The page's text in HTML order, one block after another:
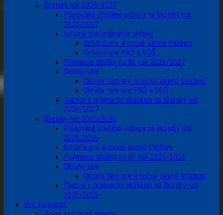
Školský rok 2026/2027
Plánované študijné odbory na školský rok
2026/2027
Kritériá pre prijímacie skúšky
Kritériá pre 4-ročné denné štúdium
Kritériá pre PKŠ a VOŠ
Prijímacie skúšky na šk. rok 2026/2027
Okruhy tém
Okruhy tém pre 4-ročné denné štúdium
Okruhy tém pre PKŠ a VOŠ
Tlačivá k prijímacím skúškam na školský rok
2026/2027
Školský rok 2025/2026
Plánované študijné odbory na školský rok
2025/2026
Kritéria pre 4-ročné denné štúdium
Prijímacie skúšky na šk. rok 2025/2026
Okruhy tém
Okruhy tém pre 4-ročné denné štúdium
Tlačivá k prijímacím skúškam na školský rok
2025/2026
Pre verejnosť